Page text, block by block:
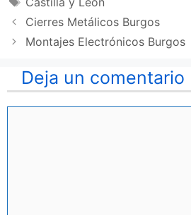
Cierres Metálicos Burgos
Montajes Electrónicos Burgos
Deja un comentario